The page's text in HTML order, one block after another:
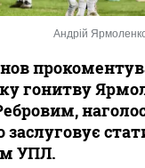
Андрій
гонитву
УПЛ.